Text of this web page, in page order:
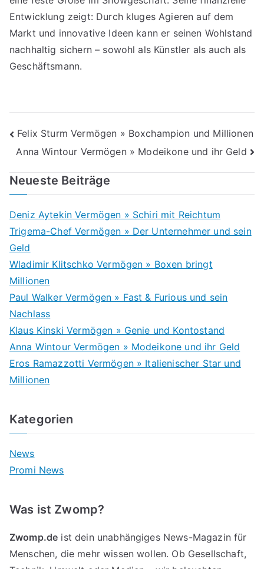
Entwicklung zeigt: Durch kluges Agieren auf dem
Markt und innovative Ideen kann er seinen Wohlstand
nachhaltig sichern – sowohl als Künstler als auch als
Geschäftsmann.
Beitragsnavigation
Felix Sturm Vermögen » Boxchampion und Millionen
Anna Wintour Vermögen » Modeikone und ihr Geld
Neueste Beiträge
Deniz Aytekin Vermögen » Schiri mit Reichtum
Trigema-Chef Vermögen » Der Unternehmer und sein
Geld
Wladimir Klitschko Vermögen » Boxen bringt
Millionen
Paul Walker Vermögen » Fast & Furious und sein
Nachlass
Klaus Kinski Vermögen » Genie und Kontostand
Anna Wintour Vermögen » Modeikone und ihr Geld
Eros Ramazzotti Vermögen » Italienischer Star und
Millionen
Kategorien
News
Promi News
Was ist Zwomp?
Zwomp.de ist dein unabhängiges News-Magazin für
Menschen, die mehr wissen wollen. Ob Gesellschaft,